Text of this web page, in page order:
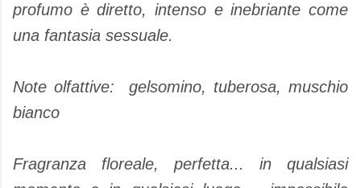
profumo è diretto, intenso e inebriante come
una fantasia sessuale.
Note olfattive: gelsomino, tuberosa, muschio
bianco
Fragranza floreale, perfetta... in qualsiasi